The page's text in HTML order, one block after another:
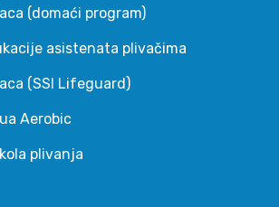
(domaći program)
asistenata plivačima
(SSI Lifeguard)
Aerobic
plivanja